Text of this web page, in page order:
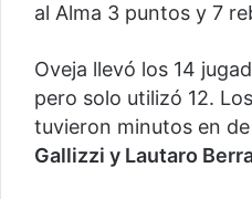
al Alma 3 puntos y 7
Oveja llevó los 14
pero solo utilizó 12.
tuvieron minutos en
Gallizzi y Lautaro